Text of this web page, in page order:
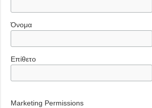
Όνομα
Επίθετο
Marketing Permissions